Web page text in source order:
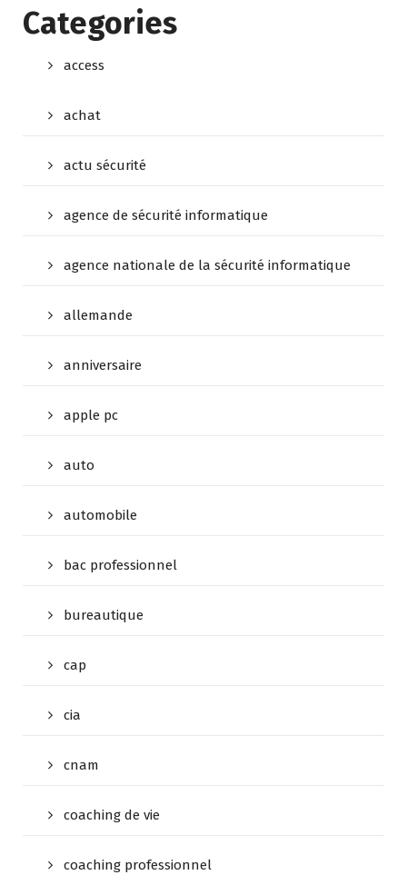
Categories
access
achat
actu sécurité
agence de sécurité informatique
agence nationale de la sécurité informatique
allemande
anniversaire
apple pc
auto
automobile
bac professionnel
bureautique
cap
cia
cnam
coaching de vie
coaching professionnel